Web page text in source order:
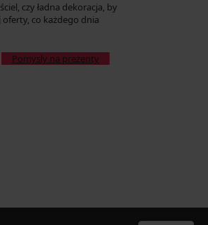
czy ładna dekoracja, by
oferty, co każdego dnia
Pomysły na prezenty